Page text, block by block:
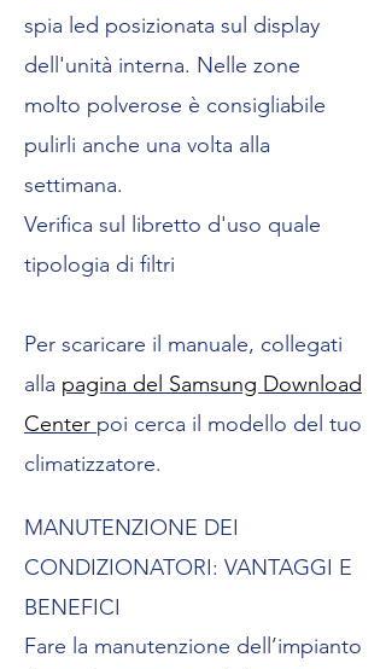
spia led posizionata sul display
dell'unità interna. Nelle zone
molto polverose è consigliabile
pulirli anche una volta alla
settimana.
Verifica sul libretto d'uso quale
tipologia di filtri
Per scaricare il manuale, collegati
alla pagina del Samsung Download
Center poi cerca il modello del tuo
climatizzatore.
MANUTENZIONE DEI
CONDIZIONATORI: VANTAGGI E
BENEFICI
Fare la manutenzione dell’impianto